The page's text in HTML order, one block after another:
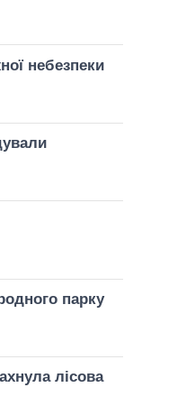
небезпеки
парку
лісова